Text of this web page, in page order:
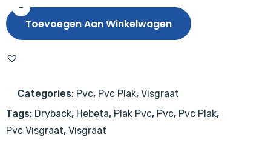
-
Hebeta
Visgraat
aantal
Toevoegen Aan Winkelwagen
Categories: Pvc, Pvc Plak, Visgraat
Tags: Dryback, Hebeta, Plak Pvc, Pvc, Pvc Plak,
Pvc Visgraat, Visgraat